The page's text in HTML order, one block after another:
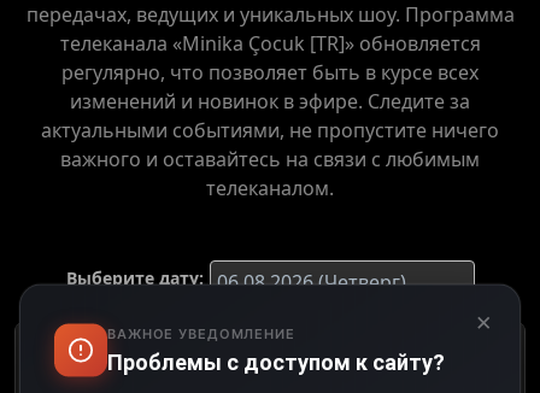
передачах, ведущих и уникальных шоу. Программа
телеканала «Minika Çocuk [TR]» обновляется
регулярно, что позволяет быть в курсе всех
изменений и новинок в эфире. Следите за
актуальными событиями, не пропустите ничего
важного и оставайтесь на связи с любимым
телеканалом.
Выберите дату:
К сожалению, этот
×
ВАЖНОЕ УВЕДОМЛЕНИЕ
Проблемы с доступом к сайту?